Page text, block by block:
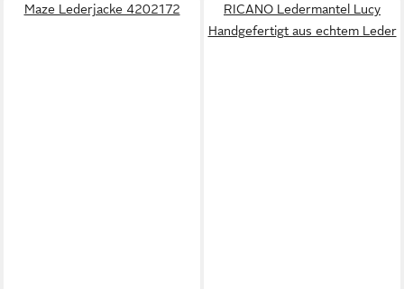
Maze Lederjacke 4202172
RICANO Ledermantel Lucy
Handgefertigt aus echtem Leder